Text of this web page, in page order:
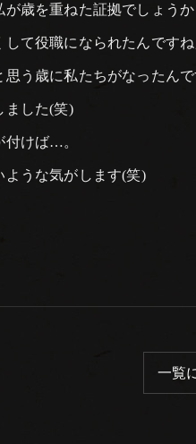
歳を重ねた証拠でしょうか
て役職になられたんです
う歳に私たちがなったんで
ました(笑)
付けば…。
ような気がします(笑)
一覧